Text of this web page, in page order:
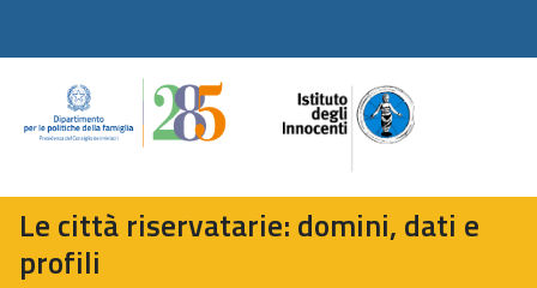
Le città riservatarie: domini, dati e
profili